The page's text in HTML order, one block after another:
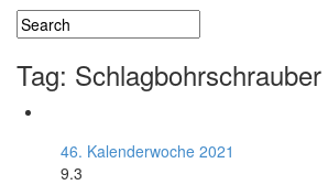
Tag: Schlagbohrschrauber
46. Kalenderwoche 2021
9.3